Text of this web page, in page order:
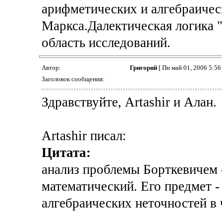
арифметических и
Маркса.Далектическая
область исследований.
Автор: Григорий[ Пн май 01, 2006 5:56
Заголовок сообщения:
Здравствуйте, Artashir и Алан.
Artashir писал:
Цитата:
анализ проблемы Борткевичем
математический. Его предмет
алгебраических неточностей